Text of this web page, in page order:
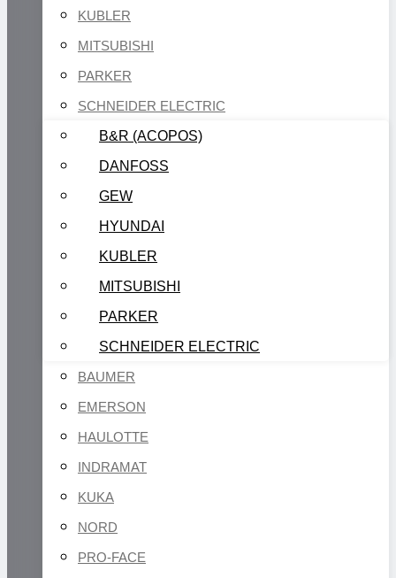
KUBLER
MITSUBISHI
PARKER
SCHNEIDER ELECTRIC
B&R (ACOPOS)
DANFOSS
GEW
HYUNDAI
KUBLER
MITSUBISHI
PARKER
SCHNEIDER ELECTRIC
BAUMER
EMERSON
HAULOTTE
INDRAMAT
KUKA
NORD
PRO-FACE